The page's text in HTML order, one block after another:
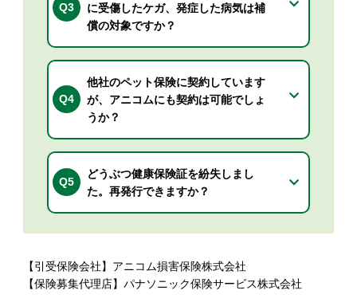
Q3
に受傷したケガ、発症した病気は補
償の対象ですか？
Q4
他社のペット保険に契約しています
が、アニコムにも契約は可能でしょ
うか？
Q5
どうぶつ健康保険証を紛失しまし
た。再発行できますか？
【引受保険会社】アニコム損害保険株式会社
【保険募集代理店】パナソニック保険サービス株式会社